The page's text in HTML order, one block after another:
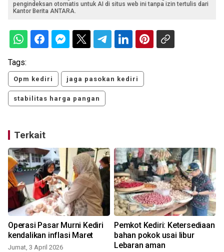
pengindeksan otomatis untuk AI di situs web ini tanpa izin tertulis dari
Kantor Berita ANTARA.
Tags:
Opm kediri jaga pasokan kediri
stabilitas harga pangan
Terkait
Operasi Pasar Murni Kediri
kendalikan inflasi Maret
Jumat, 3 April 2026
Pemkot Kediri: Ketersediaan
bahan pokok usai libur
Lebaran aman